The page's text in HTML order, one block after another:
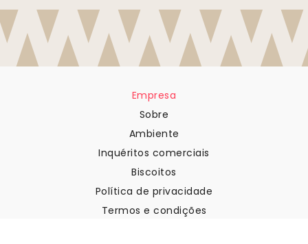
Empresa
Sobre
Ambiente
Inquéritos comerciais
Biscoitos
Política de privacidade
Termos e condições